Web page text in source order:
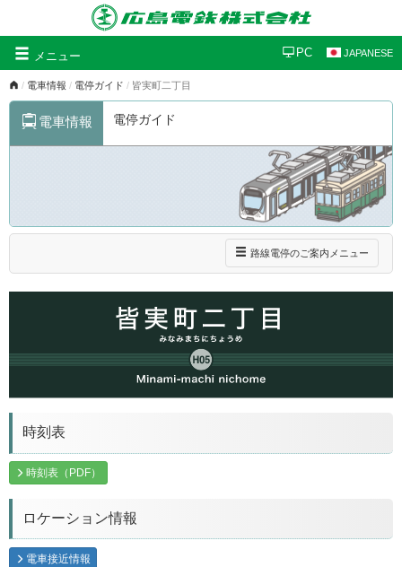
グ
ロ
ー
ル
ナ
ョ
メニュー PC JAPANESE
電車情報 電停ガイド 皆実町二丁目
電車情報 電停ガイド
ナ
ビ
ー
シ
ョ
路線電停のご案内メニュー
時刻表
時刻表（PDF）
ロケーション情報
電車接近情報